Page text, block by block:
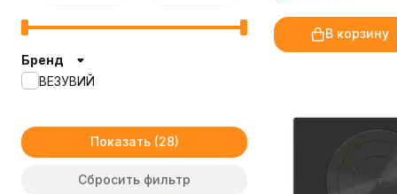
В корзину
Бренд
ВЕЗУВИЙ
Показать
Сбросить фильтр